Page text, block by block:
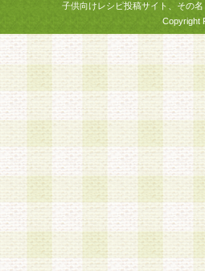
子供向けレシピ投稿サイト、その
Copyright